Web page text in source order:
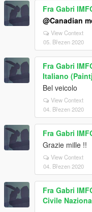
Fra Gabri
@Canadian
View Context
05. Březen 2020
Fra Gabri
Italiano
Bel veicolo
View Context
04. Březen 2020
Fra Gabri
Grazie mille !!
View Context
04. Březen 2020
Fra Gabri
Civile